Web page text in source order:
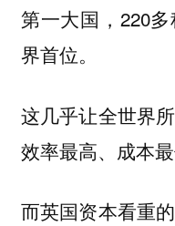
第一大国，220
界首位。
这几乎让全世界
效率最高、成本最
而英国资本看重